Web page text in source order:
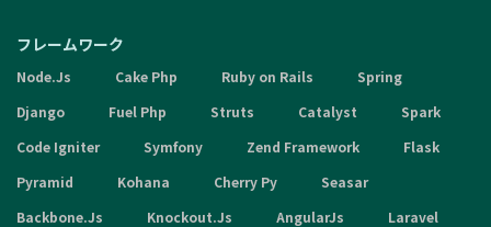
フレームワーク
Node.Js Cake Php Ruby on Rails
Spring
Django
Fuel Php Struts Catalyst
Spark
Code Igniter
Symfony Zend Framework
Flask
Pyramid
Kohana Cherry Py
Seasar
Backbone.Js
Knockout.Js AngularJs
Laravel